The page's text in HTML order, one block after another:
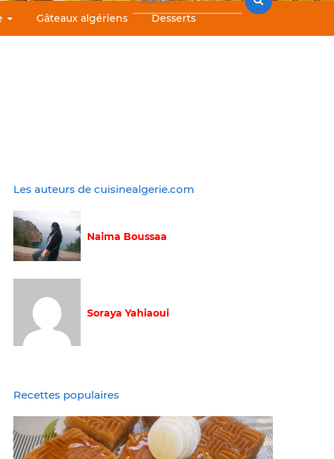
Gâteaux algériens Desserts
Les auteurs de cuisinealgerie.com
Naima Boussaa
Soraya Yahiaoui
Recettes populaires